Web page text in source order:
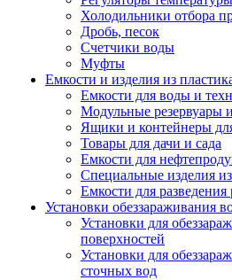
Холодильники отбора
Дробь, песок
Счетчики воды
Муфты
Емкости и изделия из
Емкости для воды и
Модульные резервуары
Ящики и контейнеры
Товары для дачи и сада
Емкости для
Специальные изделия
Емкости для
Установки обеззараживания
Установки для
поверхностей
Установки для
сточных вод